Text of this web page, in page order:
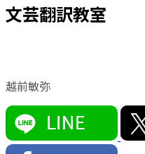
文芸翻訳教室
越前敏弥